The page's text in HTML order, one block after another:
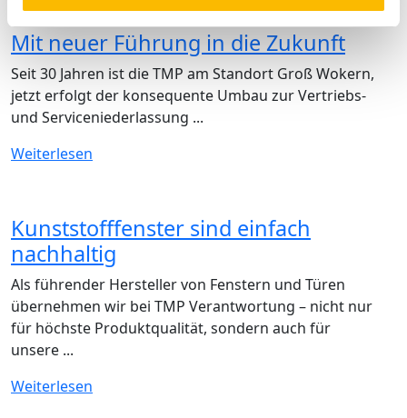
Mit neuer Führung in die Zukunft
Seit 30 Jahren ist die TMP am Standort Groß Wokern,
jetzt erfolgt der konsequente Umbau zur Vertriebs-
und Serviceniederlassung ...
Weiterlesen
Kunststofffenster sind einfach
nachhaltig
Als führender Hersteller von Fenstern und Türen
übernehmen wir bei TMP Verantwortung – nicht nur
für höchste Produktqualität, sondern auch für
unsere ...
Weiterlesen